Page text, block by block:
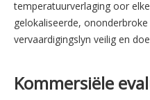
temperatuurverlaging oor
gelokaliseerde,
vervaardigingslyn veilig en
Kommersiële